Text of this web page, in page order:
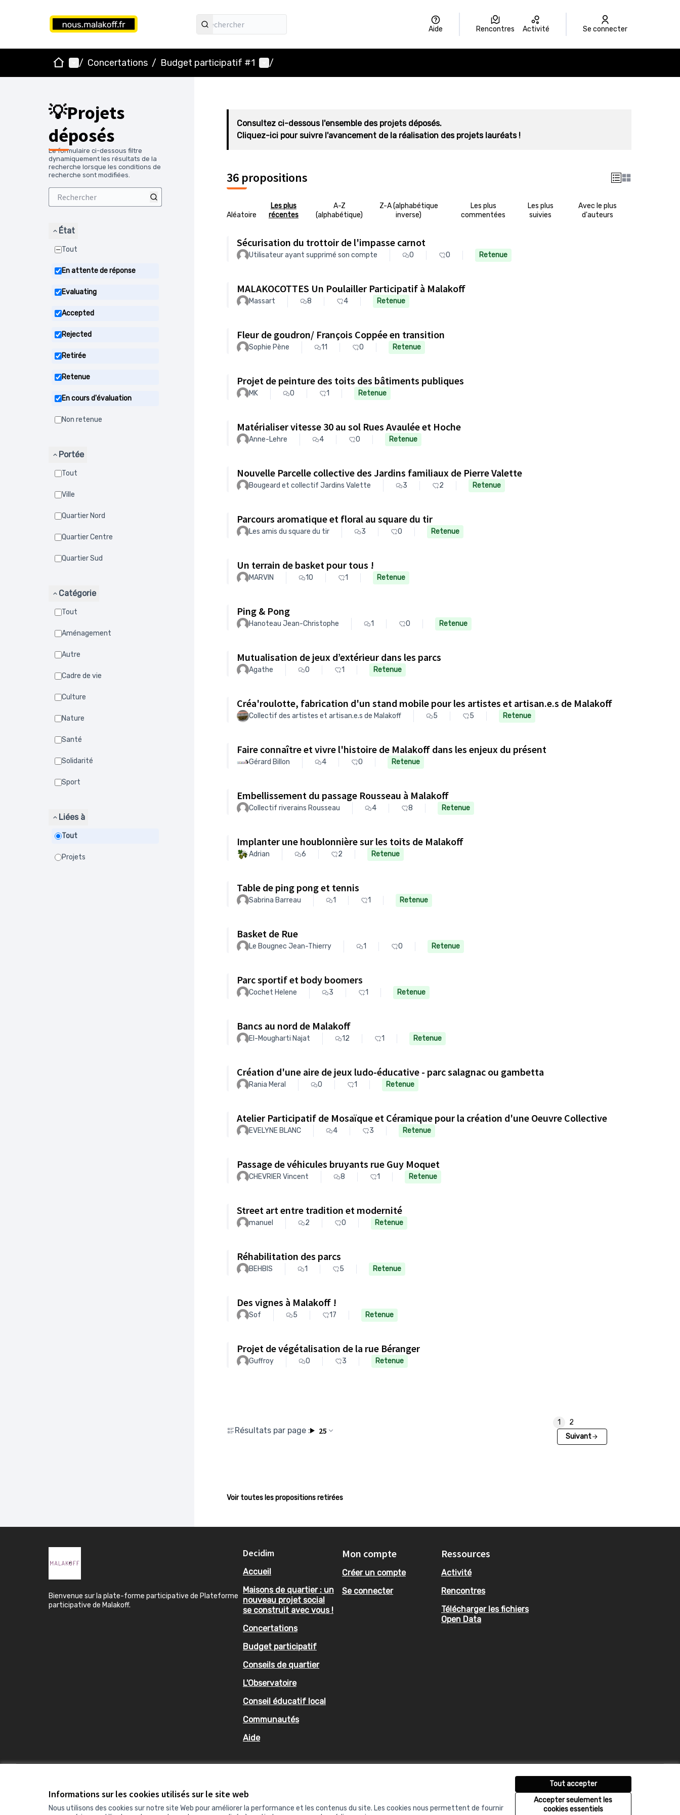
Informations sur les cookies utilisés sur le site web
Nous utilisons des cookies sur notre site Web pour améliorer la performance et les contenus du site. Les cookies nous permettent de fournir
Tout accepter
Accepter seulement les
cookies essentiels
Aide Rencontres Activité Se connecter
AccueilMenu principal
/ Concertations / Budget participatif #1 Menu utilisateur
/
💡Projets
déposés
Le formulaire ci-dessous filtre
dynamiquement les résultats de la
recherche lorsque les conditions de
recherche sont modifiées.
État
Tout
En attente de réponse
Evaluating
Accepted
Rejected
Retirée
Retenue
En cours d'évaluation
Non retenue
Portée
Tout
Ville
Quartier Nord
Quartier Centre
Quartier Sud
Catégorie
Tout
Aménagement
Autre
Cadre de vie
Culture
Nature
Santé
Solidarité
Sport
Liées à
Tout
Projets
Consultez ci-dessous l'ensemble des projets déposés.
Cliquez-ici pour suivre l'avancement de la réalisation des projets lauréats !
36 propositions
Aléatoire
Les plus
récentes
A-Z
(alphabétique)
Z-A (alphabétique
inverse)
Les plus
commentées
Les plus
suivies
Avec le plus
d'auteurs
Sécurisation du trottoir de l'impasse carnot
Utilisateur ayant supprimé son compte 0 0 Retenue
MALAKOCOTTES Un Poulailler Participatif à Malakoff
Massart 8 4 Retenue
Fleur de goudron/ François Coppée en transition
Sophie Pène 11 0 Retenue
Projet de peinture des toits des bâtiments publiques
MK 0 1 Retenue
Matérialiser vitesse 30 au sol Rues Avaulée et Hoche
Anne-Lehre 4 0 Retenue
Nouvelle Parcelle collective des Jardins familiaux de Pierre Valette
Bougeard et collectif Jardins Valette 3 2 Retenue
Parcours aromatique et floral au square du tir
Les amis du square du tir 3 0 Retenue
Un terrain de basket pour tous !
MARVIN 10 1 Retenue
Ping & Pong
Hanoteau Jean-Christophe 1 0 Retenue
Mutualisation de jeux d’extérieur dans les parcs
Agathe 0 1 Retenue
Créa'roulotte, fabrication d'un stand mobile pour les artistes et artisan.e.s de Malakoff
Collectif des artistes et artisan.e.s de Malakoff 5 5 Retenue
Faire connaître et vivre l'histoire de Malakoff dans les enjeux du présent
Gérard Billon 4 0 Retenue
Embellissement du passage Rousseau à Malakoff
Collectif riverains Rousseau 4 8 Retenue
Implanter une houblonnière sur les toits de Malakoff
Adrian 6 2 Retenue
Table de ping pong et tennis
Sabrina Barreau 1 1 Retenue
Basket de Rue
Le Bougnec Jean-Thierry 1 0 Retenue
Parc sportif et body boomers
Cochet Helene 3 1 Retenue
Bancs au nord de Malakoff
El-Mougharti Najat 12 1 Retenue
Création d'une aire de jeux ludo-éducative - parc salagnac ou gambetta
Rania Meral 0 1 Retenue
Atelier Participatif de Mosaïque et Céramique pour la création d'une Oeuvre Collective
EVELYNE BLANC 4 3 Retenue
Passage de véhicules bruyants rue Guy Moquet
CHEVRIER Vincent 8 1 Retenue
Street art entre tradition et modernité
manuel 2 0 Retenue
Réhabilitation des parcs
BEHBIS 1 5 Retenue
Des vignes à Malakoff !
Sof 5 17 Retenue
Projet de végétalisation de la rue Béranger
Guffroy 0 3 Retenue
Résultats par page : 25
1
2
Suivant
Voir toutes les propositions retirées
Bienvenue sur la plate-forme participative de Plateforme
participative de Malakoff.
Decidim
Accueil
Maisons de quartier : un
nouveau projet social
se construit avec vous !
Concertations
Budget participatif
Conseils de quartier
L'Observatoire
Conseil éducatif local
Communautés
Aide
Mon compte
Créer un compte
Se connecter
Ressources
Activité
Rencontres
Télécharger les fichiers
Open Data